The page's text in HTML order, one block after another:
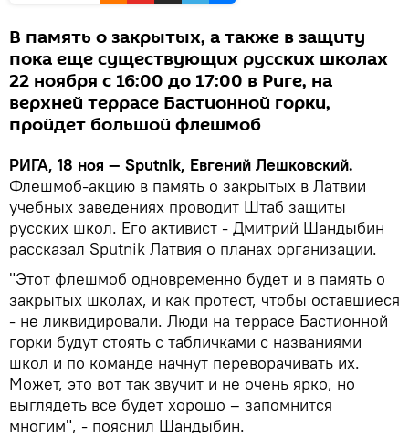
В память о закрытых, а также в защиту
пока еще существующих русских школах
22 ноября с 16:00 до 17:00 в Риге, на
верхней террасе Бастионной горки,
пройдет большой флешмоб
РИГА, 18 ноя — Sputnik, Евгений Лешковский.
Флешмоб-акцию в память о закрытых в Латвии
учебных заведениях проводит Штаб защиты
русских школ. Его активист - Дмитрий Шандыбин
рассказал Sputnik Латвия о планах организации.
"Этот флешмоб одновременно будет и в память о
закрытых школах, и как протест, чтобы оставшиеся
- не ликвидировали. Люди на террасе Бастионной
горки будут стоять с табличками с названиями
школ и по команде начнут переворачивать их.
Может, это вот так звучит и не очень ярко, но
выглядеть все будет хорошо – запомнится
многим", - пояснил Шандыбин.